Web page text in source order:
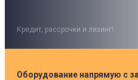
Кредит, рассрочки и лизинг!
Оборудование напрямую с